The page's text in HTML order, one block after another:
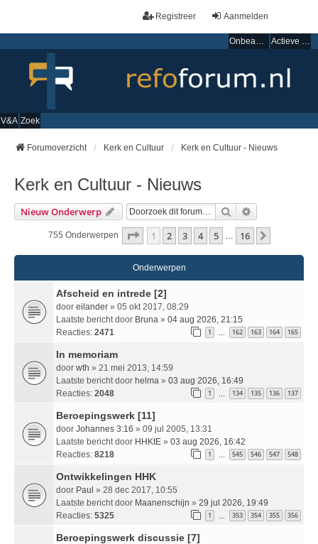
Aanmelden
Registreer
Onbeantwoorde onderwerpen Actieve onderwerpen
V&A Zoek
Forumoverzicht Kerk en Cultuur Kerk en Cultuur - Nieuws
Kerk en Cultuur - Nieuws
Nieuw Onderwerp Zoek
755 Onderwerpen Pagina Van16
1 2 3 4 5 16
Onderwerpen
Afscheid en intrede [2]
door eilander » 05 okt 2017, 08:29
Laatste bericht door Bruna » 04 aug 2026, 21:15
Reacties: 2471 1 … 162 163 164 165
In memoriam
door wth » 21 mei 2013, 14:59
Laatste bericht door helma » 03 aug 2026, 16:49
Reacties: 2048 1 … 134 135 136 137
Beroepingswerk [11]
door Johannes 3:16 » 09 jul 2005, 13:31
Laatste bericht door HHKtE » 03 aug 2026, 16:42
Reacties: 8218 1 … 545 546 547 548
Ontwikkelingen HHK
door Paul » 28 dec 2017, 10:55
Laatste bericht door Maanenschijn » 29 jul 2026, 19:49
Reacties: 5325 1 … 353 354 355 356
Beroepingswerk discussie [7]